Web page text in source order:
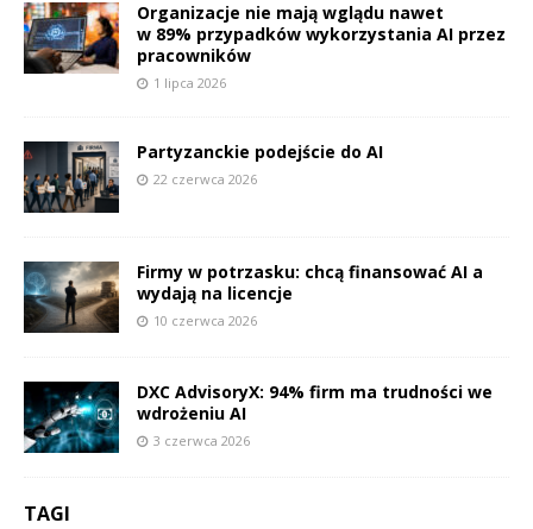
Organizacje nie mają wglądu nawet
w 89% przypadków wykorzystania AI przez
pracowników
1 lipca 2026
Partyzanckie podejście do AI
22 czerwca 2026
Firmy w potrzasku: chcą finansować AI a
wydają na licencje
10 czerwca 2026
DXC AdvisoryX: 94% firm ma trudności we
wdrożeniu AI
3 czerwca 2026
TAGI